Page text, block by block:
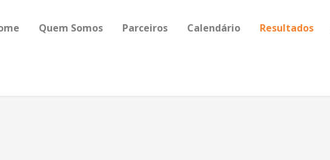
Quem Somos Parceiros Calendário Resultados